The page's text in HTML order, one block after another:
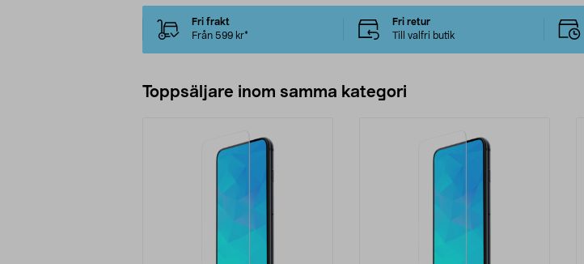
Fri frakt
Från 599 kr*
Fri retur
Till valfri butik
Toppsäljare inom samma kategori